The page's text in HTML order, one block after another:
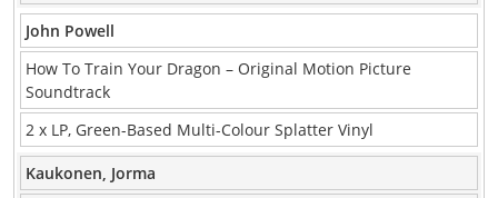
John Powell
How To Train Your Dragon – Original Motion Picture
Soundtrack
2 x LP, Green-Based Multi-Colour Splatter Vinyl
Kaukonen, Jorma